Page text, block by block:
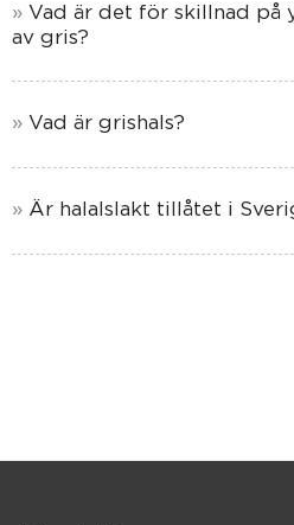
Vad är det för skillnad på
av gris?
Vad är grishals?
Är halalslakt tillåtet i